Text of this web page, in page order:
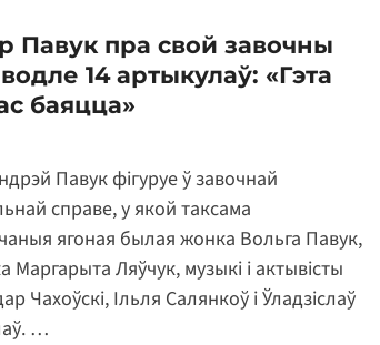
Павук пра свой завочны
14 артыкулаў: «Гэта
баяцца»
Павук фігуруе ў завочнай
справе, у якой таксама
ягоная былая жонка Вольга Павук,
Маргарыта Ляўчук, музыкі і актывісты
Чахоўскі, Ільля Салянкоў і Ўладзіслаў
…